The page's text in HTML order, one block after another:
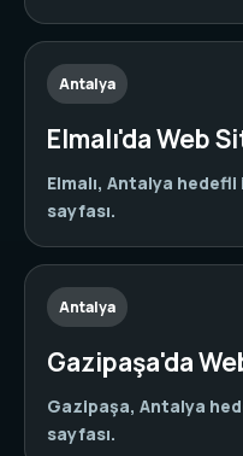
Antalya
Elmalı'da Web
Elmalı, Antalya
sayfası.
Antalya
Gazipaşa'da
Gazipaşa, Antalya
sayfası.